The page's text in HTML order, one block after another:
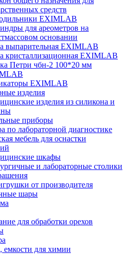
средств
EXIMLAB
для ареометров на
основании
выпарительная EXIMLAB
кристаллизационная EXIMLAB
Петри чбн-2 100*20 мм
EXIMLAB
изделия
изделия из силикона и
приборы
по лабораторной диагностике
мебель для оснастки
шкафы
и лабораторные столики
от производителя
шары
для обработки орехов
емкости для химии